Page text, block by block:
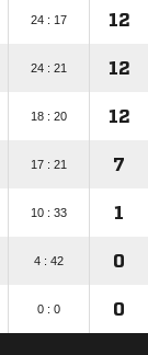
24 : 17 12
24 : 21 12
18 : 20 12
17 : 21 7
10 : 33 1
4 : 42 0
0 : 0 0